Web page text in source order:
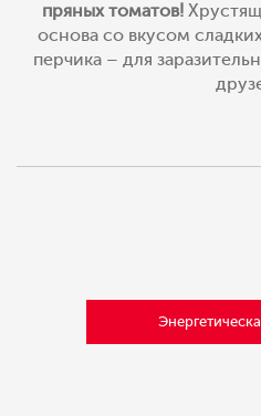
пряных томатов!
основа со вкусом
перчика – для